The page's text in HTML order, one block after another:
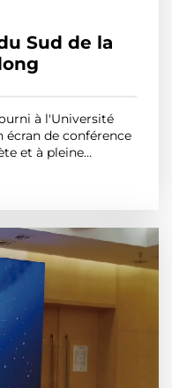
Sud de la
à l'Université
écran de conférence
et à pleine